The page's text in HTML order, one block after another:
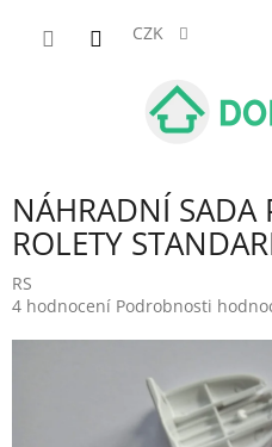
CZK
NÁHRADNÍ SADA
ROLETY
RS
Průměrné
4 hodnocení Podrobnosti